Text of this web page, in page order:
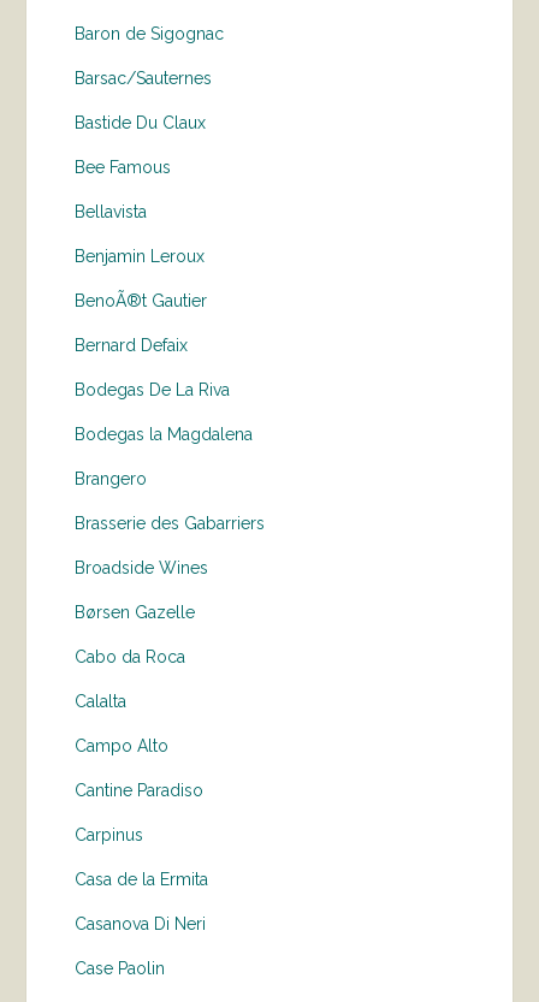
Baron de Sigognac
Barsac/Sauternes
Bastide Du Claux
Bee Famous
Bellavista
Benjamin Leroux
BenoÃ®t Gautier
Bernard Defaix
Bodegas De La Riva
Bodegas la Magdalena
Brangero
Brasserie des Gabarriers
Broadside Wines
Børsen Gazelle
Cabo da Roca
Calalta
Campo Alto
Cantine Paradiso
Carpinus
Casa de la Ermita
Casanova Di Neri
Case Paolin